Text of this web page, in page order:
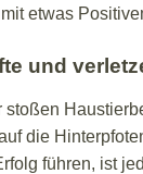
etwas
und
stoßen
die
führen, ist